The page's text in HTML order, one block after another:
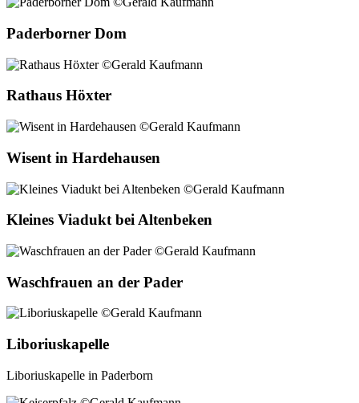
Paderborner Dom
Rathaus Höxter
Wisent in Hardehausen
Kleines Viadukt bei Altenbeken
Waschfrauen an der Pader
Liboriuskapelle
Liboriuskapelle in Paderborn